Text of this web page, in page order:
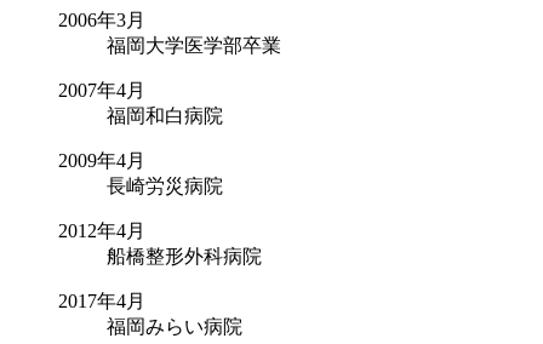
2006年3月
福岡大学医学部卒業
2007年4月
福岡和白病院
2009年4月
長崎労災病院
2012年4月
船橋整形外科病院
2017年4月
福岡みらい病院